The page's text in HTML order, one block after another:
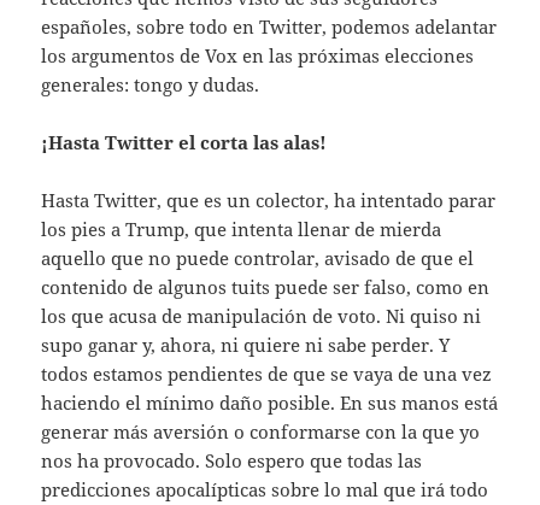
españoles, sobre todo en Twitter, podemos adelantar
los argumentos de Vox en las próximas elecciones
generales: tongo y dudas.
¡Hasta Twitter el corta las alas!
Hasta Twitter, que es un colector, ha intentado parar
los pies a Trump, que intenta llenar de mierda
aquello que no puede controlar, avisado de que el
contenido de algunos tuits puede ser falso, como en
los que acusa de manipulación de voto. Ni quiso ni
supo ganar y, ahora, ni quiere ni sabe perder. Y
todos estamos pendientes de que se vaya de una vez
haciendo el mínimo daño posible. En sus manos está
generar más aversión o conformarse con la que yo
nos ha provocado. Solo espero que todas las
predicciones apocalípticas sobre lo mal que irá todo